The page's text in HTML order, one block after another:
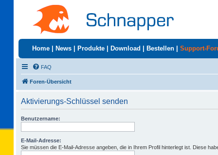
Home News Produkte Download Bestellen Support-
FAQ
Foren-Übersicht
Aktivierungs-Schlüssel senden
Benutzername:
E-Mail-Adresse:
Sie müssen die E-Mail-Adresse angeben, die in Ihrem Profil hinterlegt ist. Diese